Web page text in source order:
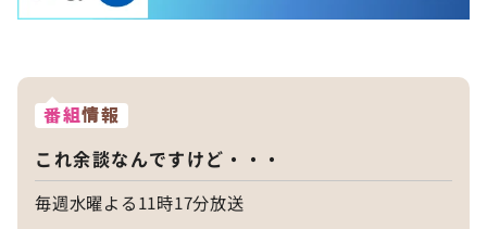
番組情報
これ余談なんですけど・・・
毎週水曜よる11時17分放送